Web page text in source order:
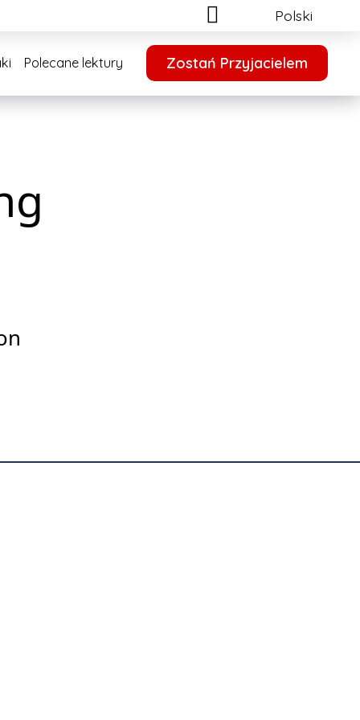
Polski
Polecane lektury Zostań Przyjacielem